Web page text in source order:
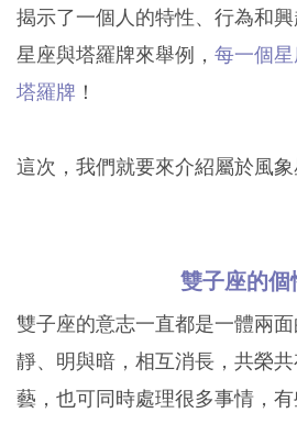
揭示了一個人的特性、行為和
星座與塔羅牌來舉例， 每一個
塔羅牌 ！
這次，我們就要來介紹屬於風象
雙子座的個
雙子座的意志一直都是一體兩
靜、明與暗，相互消長，共榮
藝，也可同時處理很多事情，